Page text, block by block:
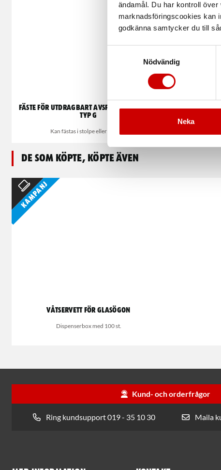
ändamål. Du har kontroll
marknadsföringscookies kan
godkänna samtycker du till
Nödvändig
Neka
Fäste för utdragbart avspärrningsband
Typ G
Kan fästas i stolpe eller på vägg
De som köpte, köpte även
Kampanj
Våtservett för glasögon
Dispenserbox med 100 st.
Kund- och orderfrågor
Ring kundsupport 019 - 35 10 30 Maila